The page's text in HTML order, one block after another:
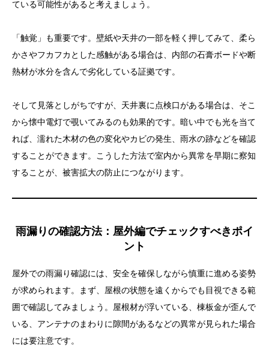
ている可能性があると考えましょう。
「触覚」も重要です。壁紙や天井の一部を軽く押してみて、柔ら
かさやフカフカとした感触がある場合は、内部の石膏ボードや断
熱材が水分を含んで劣化している証拠です。
そして見落としがちですが、天井裏に点検口がある場合は、そこ
から懐中電灯で覗いてみるのも効果的です。暗い中でも光を当て
れば、濡れた木材の色の変化やカビの発生、雨水の跡などを確認
することができます。こうした方法で室内から異常を早期に察知
することが、被害拡大の防止につながります。
雨漏りの確認方法：屋外編でチェックすべきポイ
ント
屋外での雨漏り確認には、安全を確保しながら慎重に進める姿勢
が求められます。まず、屋根の状態を遠くからでも目視できる範
囲で確認してみましょう。屋根材が浮いている、棟板金が歪んで
いる、アンテナのまわりに隙間があるなどの異常が見られた場合
には要注意です。
雨漏りの兆候を見逃さないために知っておくべき基本
情報
自分でできる雨漏りの確認方法：室内編
雨漏りの確認方法：屋外編でチェックすべきポイント
る第一歩